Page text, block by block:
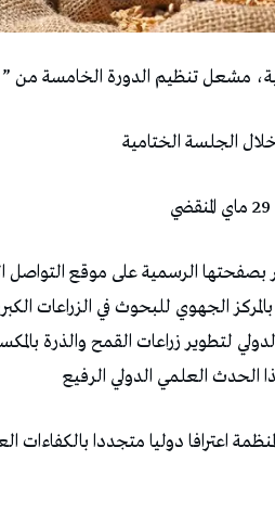
مشعل تنظيم الدورة الخامسة من ”
بصفحتها الرسمية على موقع التواصل
الجهوي للبحوث في الزراعات
لتطوير زراعات القمح والذرة
العلمي الدولي الرفيع
اعترافا دوليا متجددا بالكفاءات